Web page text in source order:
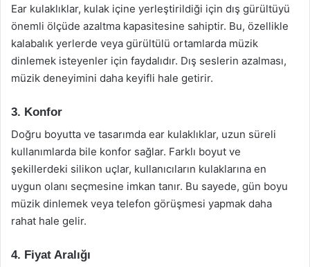
Ear kulaklıklar, kulak içine yerleştirildiği için dış gürültüyü
önemli ölçüde azaltma kapasitesine sahiptir. Bu, özellikle
kalabalık yerlerde veya gürültülü ortamlarda müzik
dinlemek isteyenler için faydalıdır. Dış seslerin azalması,
müzik deneyimini daha keyifli hale getirir.
3. Konfor
Doğru boyutta ve tasarımda ear kulaklıklar, uzun süreli
kullanımlarda bile konfor sağlar. Farklı boyut ve
şekillerdeki silikon uçlar, kullanıcıların kulaklarına en
uygun olanı seçmesine imkan tanır. Bu sayede, gün boyu
müzik dinlemek veya telefon görüşmesi yapmak daha
rahat hale gelir.
4. Fiyat Aralığı